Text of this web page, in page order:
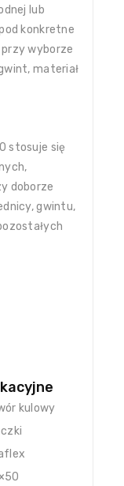
lub
konkretne
wyborze
materiał
stosuje się
doborze
gwintu,
kulowy